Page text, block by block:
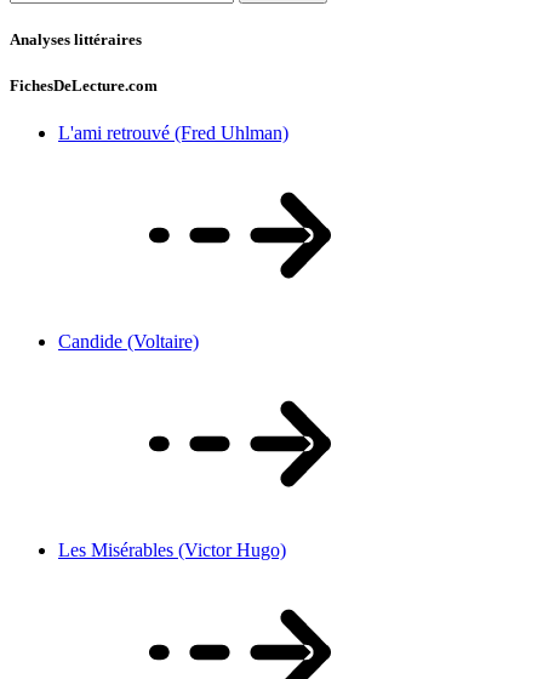
Analyses littéraires
FichesDeLecture.com
L'ami retrouvé (Fred Uhlman)
Candide (Voltaire)
Les Misérables (Victor Hugo)